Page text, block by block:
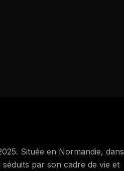
Située en Normandie, dans
par son cadre de vie et